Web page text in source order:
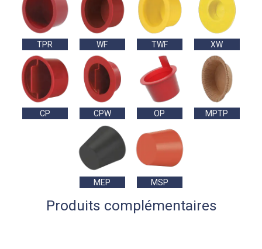
TPR WF TWF XW
CP CPW OP MPTP
MEP MSP
Produits complémentaires